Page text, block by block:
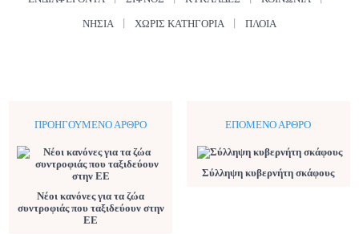
ΝΗΣΙΆ ΧΩΡΊΣ ΚΑΤΗΓΟΡΊΑ ΠΛΟΊΑ
ΠΡΟΗΓΟΎΜΕΝΟ ΆΡΘΡΟ
Νέοι κανόνες για τα ζώα
συντροφιάς που ταξιδεύουν στην
ΕΕ
ΕΠΌΜΕΝΟ ΆΡΘΡΟ
Σύλληψη κυβερνήτη σκάφους